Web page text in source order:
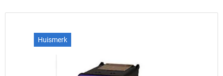
Huismerk